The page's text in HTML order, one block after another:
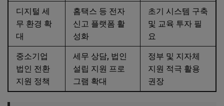
디지털 세
무 환경 확
대
홈택스 등 전자
신고 플랫폼 활
성화
초기 시스템 구축
및 교육 투자 필
요
중소기업
법인 전환
지원 정책
세무 상담, 법인
설립 지원 프로
그램 확대
정부 및 지자체
지원 적극 활용
권장